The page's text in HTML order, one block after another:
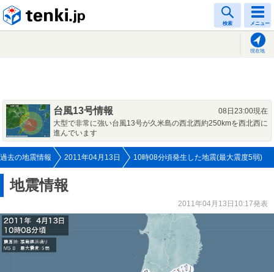
検索 メニュー
現在地
台風13号情報
08日23:00現在
大型で非常に強い台風13号が久米島の西北西約250kmを西北西に
進んでいます
過去の地震情報 2011年04月13日 10時08分頃発生した地震(最大震度5弱)
地震情報
2011年04月13日10:17発表